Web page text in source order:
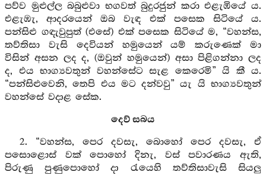
පව්ව මුළුල්ල බබුළුවා භගවත් බුදුරජුන් කරා එළැඹියේ ය.
එළැඹැ, ආදරයෙන් ඔබ වැඳ එක් පසෙක සිටියේ ය.
පන්සිළු ගඳැවුපුත් (එසේ) එක් පසෙක සිටියේ ම, “වහන්ස,
තව්තිසා වැසි දෙවියන් හමුයෙන් යම් කරුණෙක් මා
විසින් අසන ලද ද, (ඔවුන් හමුයෙන්) අසා පිළිගන්නා ලද
ද, එය භාග්‍යවතුන් වහන්සේට සැළ කෙරෙමි” යි කී ය.
“පන්සිළුවෙනි, තෙපි එය මට දන්වවු” යැ යි භාග්‍යවතුන්
වහන්සේ වදාළ සේක.
දෙව් සබය
2. “වහන්ස, පෙර දවසැ, බොහෝ පෙර දවසැ, ඒ
පසොළොස් වක් පොහෝ දිනැ, වස් පවාරණය ඇති,
පිරුණු පුණුපොහෝ දා රැයෙහි තව්තිසාවැසි සියලු